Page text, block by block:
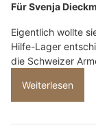
Für Svenja
Eigentlich wollte
Hilfe-Lager
die Schweizer
Weiterlesen